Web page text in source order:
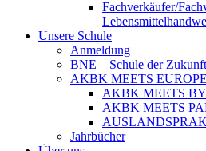
Fachverkäufer/
Unsere Schule
Anmeldung
BNE – Schule der Zukunft
AKBK MEETS EUROPE
AKBK MEETS
AKBK MEETS
Jahrbücher